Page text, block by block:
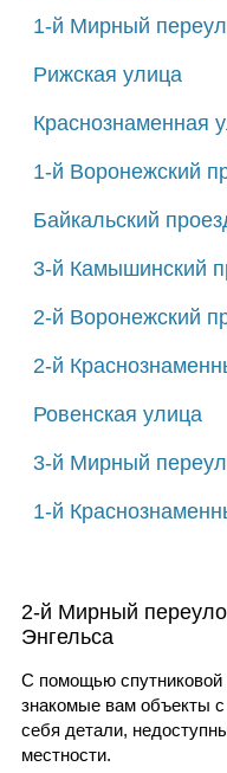
1-й Мирный
Рижская улица
Краснознаменная
1-й Воронежский
Байкальский
3-й Камышинский
2-й Воронежский
2-й
Ровенская улица
3-й Мирный
1-й
2-й Мирный
Энгельса
С помощью
знакомые вам объекты с
себя детали,
местности.